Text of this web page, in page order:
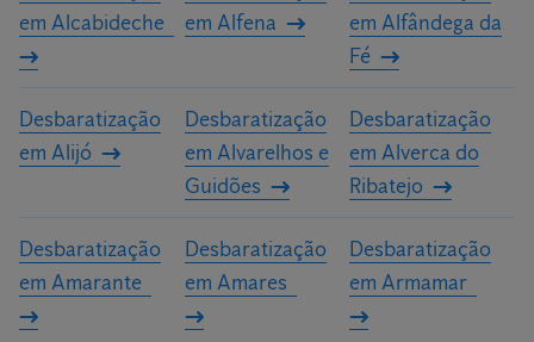
personalizado para a sua casa ou a sua empresa.
em Alcabideche
em Alfena
em Alfândega da
Fé
Desbaratização
em Alijó
Desbaratização
em Alvarelhos e
Guidões
Desbaratização
em Alverca do
Ribatejo
Desbaratização
em Amarante
Desbaratização
em Amares
Desbaratização
em Armamar